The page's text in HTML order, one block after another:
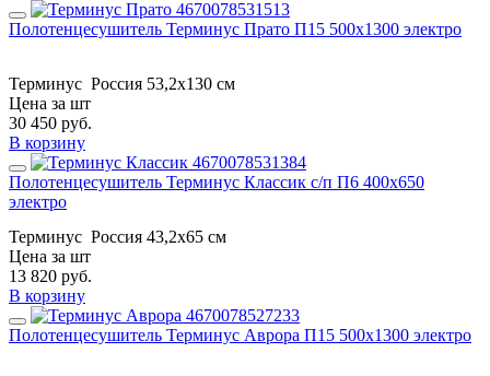
Полотенцесушитель Терминус Прато П15 500х1300 электро
Терминус Россия 53,2x130 см
Цена за шт
30 450 руб.
В корзину
Полотенцесушитель Терминус Классик с/п П6 400х650
электро
Терминус Россия 43,2x65 см
Цена за шт
13 820 руб.
В корзину
Полотенцесушитель Терминус Аврора П15 500х1300 электро